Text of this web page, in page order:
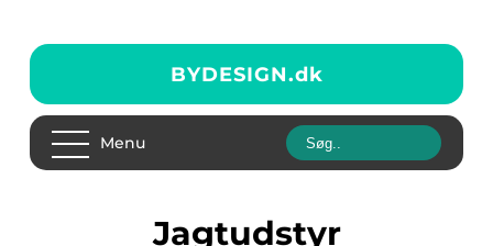
BYDESIGN.dk
Menu
jagtudstyr